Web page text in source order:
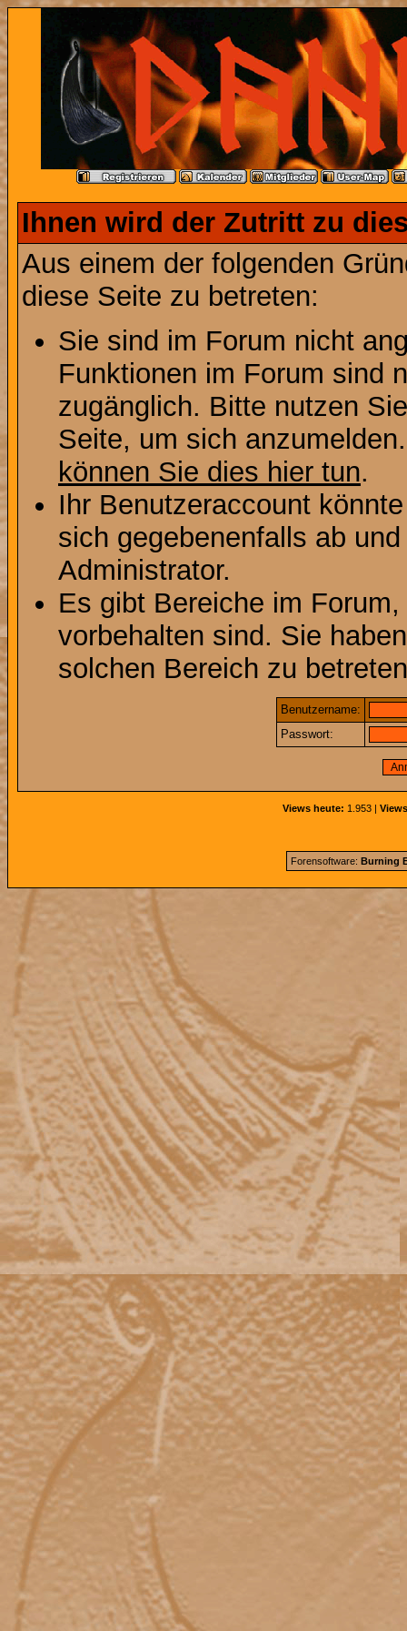
Ihnen wird der Zutritt zu
Aus einem der folgenden
diese Seite zu betreten:
Sie sind im Forum nicht
Funktionen im Forum sind
zugänglich. Bitte nutzen
Seite, um sich
können Sie dies hier tun.
Ihr Benutzeraccount
sich gegebenenfalls ab
Administrator.
Es gibt Bereiche im
vorbehalten sind. Sie
solchen Bereich zu
Benutzername:
Passwort:
Views heute: 1.953 |
Forensoftware: Burning